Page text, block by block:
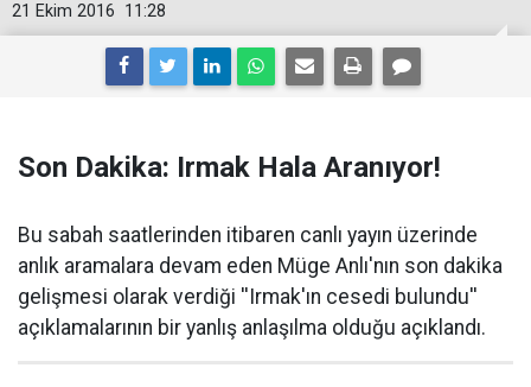
11:28
21 Ekim 2016
Son Dakika: Irmak Hala Aranıyor!
Bu sabah saatlerinden itibaren canlı yayın üzerinde
anlık aramalara devam eden Müge Anlı'nın son dakika
gelişmesi olarak verdiği ''Irmak'ın cesedi bulundu''
açıklamalarının bir yanlış anlaşılma olduğu açıklandı.